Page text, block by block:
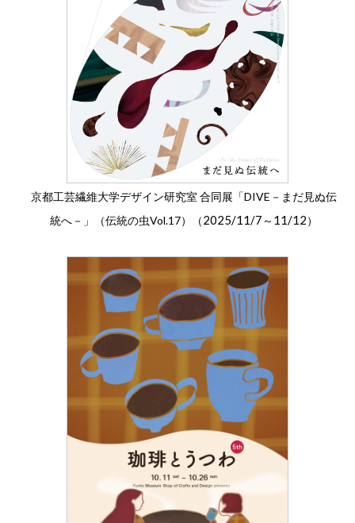
京都工芸繊維大学デザイン研究室 合同展「DIVE－まだ見ぬ伝
統へ－」（伝統の虫Vol.17）（2025/11/7 ～ 11/12）